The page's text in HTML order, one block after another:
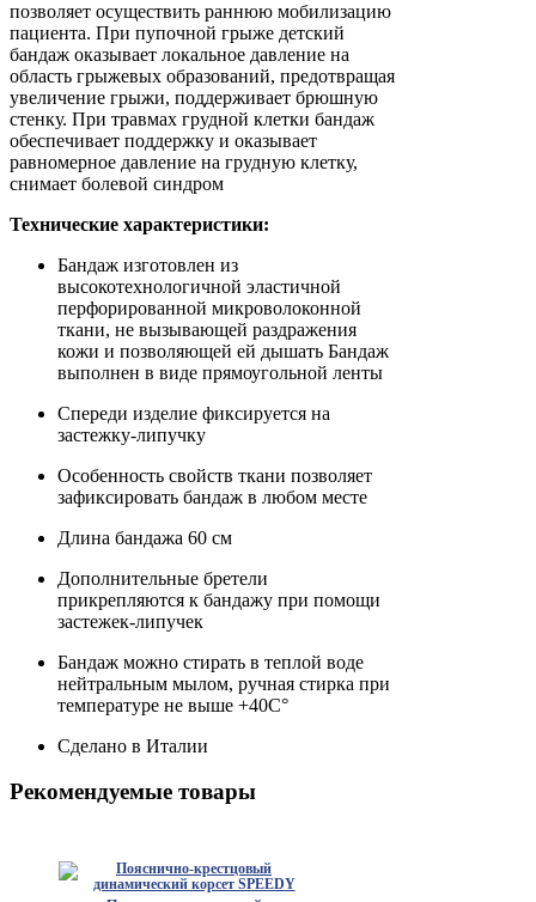
позволяет осуществить раннюю мобилизацию
пациента. При пупочной грыже детский
бандаж оказывает локальное давление на
область грыжевых образований, предотвращая
увеличение грыжи, поддерживает брюшную
стенку. При травмах грудной клетки бандаж
обеспечивает поддержку и оказывает
равномерное давление на грудную клетку,
снимает болевой синдром
Технические характеристики:
Бандаж изготовлен из
высокотехнологичной эластичной
перфорированной микроволоконной
ткани, не вызывающей раздражения
кожи и позволяющей ей дышать Бандаж
выполнен в виде прямоугольной ленты
Спереди изделие фиксируется на
застежку-липучку
Особенность свойств ткани позволяет
зафиксировать бандаж в любом месте
Длина бандажа 60 см
Дополнительные бретели
прикрепляются к бандажу при помощи
застежек-липучек
Бандаж можно стирать в теплой воде
нейтральным мылом, ручная стирка при
температуре не выше +40C°
Сделано в Италии
Рекомендуемые товары